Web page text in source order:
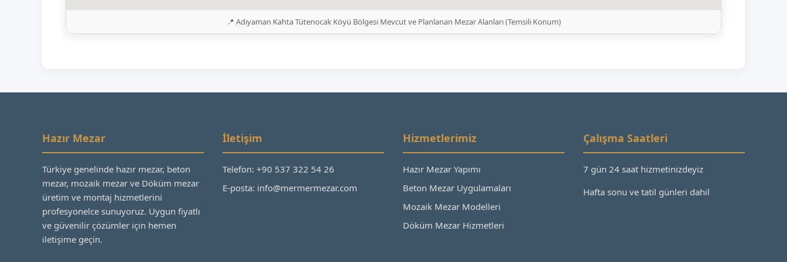
📍 Adıyaman Kahta Tütenocak Köyü Bölgesi Mevcut ve Planlanan Mezar Alanları (Temsili Konum)
Hazır Mezar
Türkiye genelinde hazır mezar, beton
mezar, mozaik mezar ve Döküm mezar
üretim ve montaj hizmetlerini
profesyonelce sunuyoruz. Uygun fiyatlı
ve güvenilir çözümler için hemen
iletişime geçin.
İletişim
Telefon: +90 537 322 54 26
E-posta: info@mermermezar.com
Hizmetlerimiz
Hazır Mezar Yapımı
Beton Mezar Uygulamaları
Mozaik Mezar Modelleri
Döküm Mezar Hizmetleri
Çalışma Saatleri
7 gün 24 saat hizmetinizdeyiz
Hafta sonu ve tatil günleri dahil